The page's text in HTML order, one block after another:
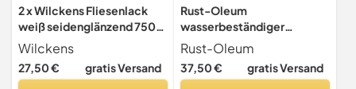
2 x Wilckens Fliesenlack
weiß seidenglänzend 750
ml Renovierungsanstrich für
Wand- und Deckenfliesen,
z. B. in Küchen und Bädern
Wilckens
27,50 € gratis Versand
Rust-Oleum
wasserbeständiger
Fliesenlack für das
Badezimmer in
seidenglänzendem Finish -
Rust-Oleum
37,50 € gratis Versand